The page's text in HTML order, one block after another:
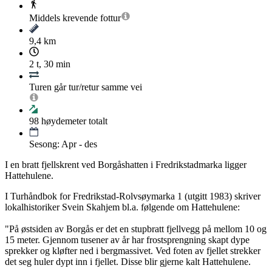
Middels krevende fottur
9,4 km
2 t, 30 min
Turen går tur/retur samme vei
98 høydemeter totalt
Sesong: Apr - des
I en bratt fjellskrent ved Borgåshatten i Fredrikstadmarka ligger
Hattehulene.
I Turhåndbok for Fredrikstad-Rolvsøymarka 1 (utgitt 1983) skriver
lokalhistoriker Svein Skahjem bl.a. følgende om Hattehulene:
"På østsiden av Borgås er det en stupbratt fjellvegg på mellom 10 og
15 meter. Gjennom tusener av år har frostsprengning skapt dype
sprekker og kløfter ned i bergmassivet. Ved foten av fjellet strekker
det seg huler dypt inn i fjellet. Disse blir gjerne kalt Hattehulene.